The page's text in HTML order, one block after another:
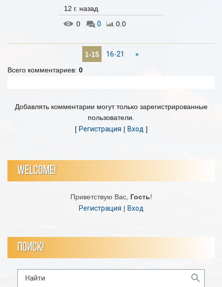
12 г. назад
0
0 0.0
1-15 16-21 »
Всего комментариев: 0
Добавлять комментарии могут только зарегистрированные
пользователи.
[ Регистрация| Вход ]
WELCOME!
Приветствую Вас, Гость!
Регистрация | Вход
ПОИСК!